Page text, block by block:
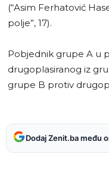
(“Asim Ferhatović
polje”, 17).
Pobjednik grupe A u
drugoplasiranog iz
grupe B protiv
Dodaj Zenit.ba među